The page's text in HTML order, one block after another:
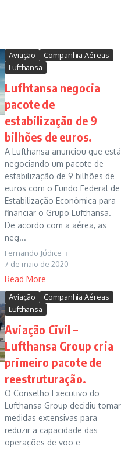
Aviação
Companhia Aéreas
Lufthansa
Lufhtansa negocia
pacote de
estabilização de 9
bilhões de euros.
A Lufthansa anunciou que está
negociando um pacote de
estabilização de 9 bilhões de
euros com o Fundo Federal de
Estabilização Econômica para
financiar o Grupo Lufthansa.
De acordo com a aérea, as
neg...
Fernando Júdice
7 de maio de 2020
Read More
Aviação
Companhia Aéreas
Lufthansa
Aviação Civil –
Lufthansa Group cria
primeiro pacote de
reestruturação.
O Conselho Executivo do
Lufthansa Group decidiu tomar
medidas extensivas para
reduzir a capacidade das
operações de voo e